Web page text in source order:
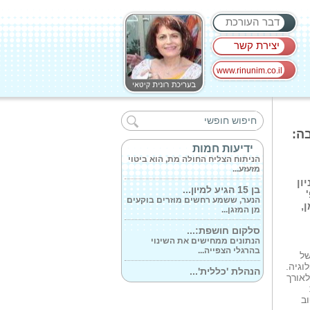
דבר העורכת
יצירת קשר
www.rinunim.co.il
ידיעות חמות
בת שבע דור* מורה...
הניתוח האסטרולוגי שלה יוצא
מהקונצנזוס...
'הניתוח הצליח...
הניתוח הצליח החולה מת, הוא ביטוי
מזעזע...
בן 15 הגיע למיון...
הנער, ששמע רחשים מוזרים בוקעים
מן המזגן...
סלקום חושפת:...
הנתונים ממחישים את השינוי
בהרגלי הצפייה...
הנהלת 'כללית'...
הנהלת 'כללית' מחוז חיפה וגליל